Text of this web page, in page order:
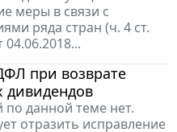
меры в связи с
ряда стран (ч. 4 ст.
при возврате
данной теме нет.
отразить исправление